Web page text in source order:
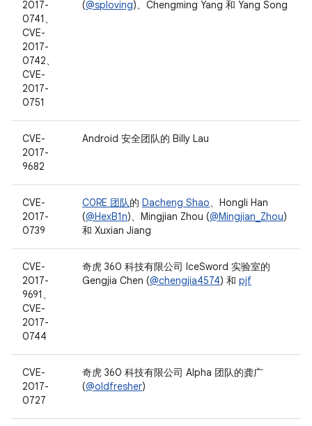
2017-
0741、
CVE-
2017-
0742、
CVE-
2017-
0751
(@sploving)、Chengming Yang 和 Yang Song
CVE-
2017-
9682
Android 安全团队的 Billy Lau
CVE-
2017-
0739
C0RE 团队的 Dacheng Shao、Hongli Han
(@HexB1n)、Mingjian Zhou (@Mingjian_Zhou)
和 Xuxian Jiang
CVE-
2017-
9691、
CVE-
2017-
0744
奇虎 360 科技有限公司 IceSword 实验室的
Gengjia Chen (@chengjia4574) 和 pjf
CVE-
2017-
0727
奇虎 360 科技有限公司 Alpha 团队的龚广
(@oldfresher)